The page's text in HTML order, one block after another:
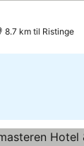
8.7 km til Ristinge